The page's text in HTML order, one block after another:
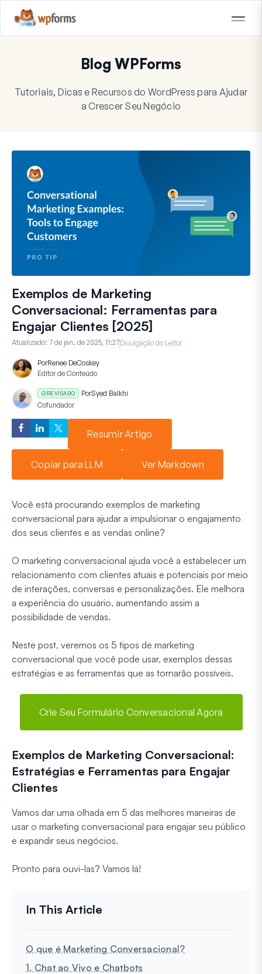
Blog WPForms
Tutoriais, Dicas e Recursos do WordPress para Ajudar
a Crescer Seu Negócio
Exemplos de Marketing
Conversacional: Ferramentas para
Engajar Clientes [2025]
Atualizado: 7 de jan. de 2025, 11:27Divulgação do Leitor
PorRenee DeCoskey
Editor de Conteúdo
REVISADO PorSyed Balkhi
Cofundador
Resumir Artigo
Copiar para LLM Ver Markdown
Você está procurando exemplos de marketing
conversacional para ajudar a impulsionar o engajamento
dos seus clientes e as vendas online?
O marketing conversacional ajuda você a estabelecer um
relacionamento com clientes atuais e potenciais por meio
de interações, conversas e personalizações. Ele melhora
a experiência do usuário, aumentando assim a
possibilidade de vendas.
Neste post, veremos os 5 tipos de marketing
conversacional que você pode usar, exemplos dessas
estratégias e as ferramentas que as tornarão possíveis.
Crie Seu Formulário Conversacional Agora
Exemplos de Marketing Conversacional:
Estratégias e Ferramentas para Engajar
Clientes
Vamos dar uma olhada em 5 das melhores maneiras de
usar o marketing conversacional para engajar seu público
e expandir seus negócios.
Pronto para ouvi-las? Vamos lá!
O que é Marketing Conversacional?
1. Chat ao Vivo e Chatbots